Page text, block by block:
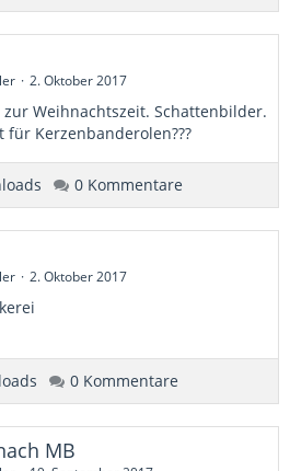
2. Oktober 2017
zur Weihnachtszeit. Schattenbilder.
für Kerzenbanderolen???
0 Kommentare
2. Oktober 2017
0 Kommentare
MB